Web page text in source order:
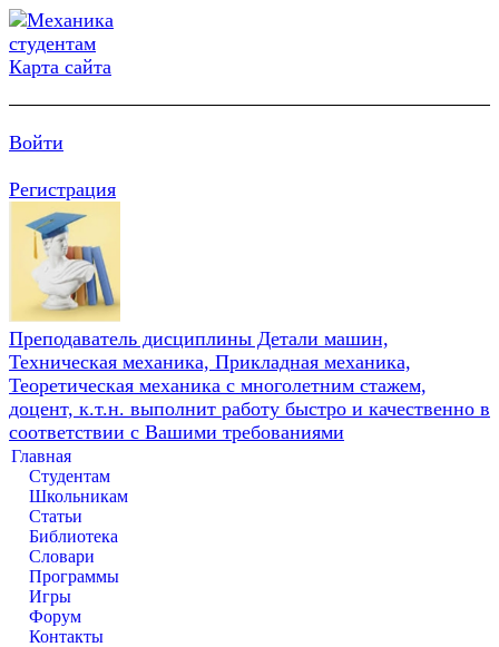
Карта сайта
Войти
Регистрация
Преподаватель дисциплины Детали машин,
Техническая механика, Прикладная механика,
Теоретическая механика с многолетним стажем,
доцент, к.т.н. выполнит работу быстро и качественно в
соответствии с Вашими требованиями
Главная
Студентам
Школьникам
Статьи
Библиотека
Словари
Программы
Игры
Форум
Контакты